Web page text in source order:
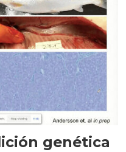
genética